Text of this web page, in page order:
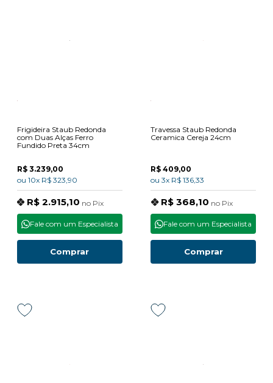
Frigideira Staub Redonda
com Duas Alças Ferro
Fundido Preta 34cm
R$ 3.239,00
ou 10x R$ 323,90
R$ 2.915,10 no Pix
Comprar
Fale com um Especialista
Travessa Staub Redonda
Ceramica Cereja 24cm
R$ 409,00
ou 3x R$ 136,33
R$ 368,10 no Pix
Comprar
Fale com um Especialista